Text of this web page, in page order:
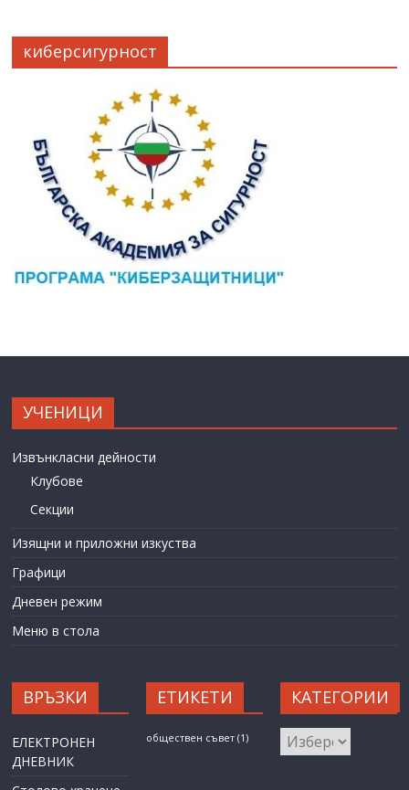
киберсигурност
УЧЕНИЦИ
Извънкласни дейности
Клубове
Секции
Изящни и приложни изкуства
Графици
Дневен режим
Меню в стола
ВРЪЗКИ
ЕЛЕКТРОНЕН
ДНЕВНИК
ЕТИКЕТИ
обществен съвет (1)
КАТЕГОРИИ
КАТЕГОРИИ